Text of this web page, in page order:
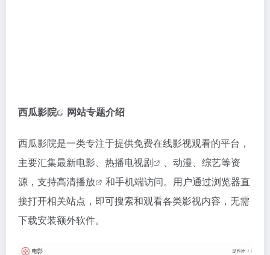
西瓜影院 网站专题介绍
西瓜影院是一类专注于提供免费在线影视观看的平台，
主要汇集最新电影、 热播电视剧
、动漫、综艺等资
源，支持高清播放
和手机端访问。用户通过浏览器直
接打开相关站点，即可搜索和观看各类影视内容，无需
下载安装额外软件。